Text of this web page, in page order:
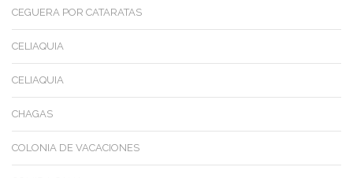
CEGUERA POR CATARATAS
CELIAQUIA
CELIAQUIA
CHAGAS
COLONIA DE VACACIONES